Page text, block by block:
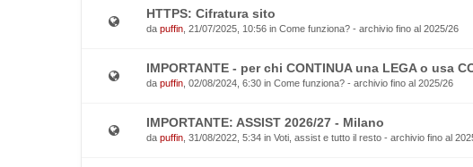
HTTPS: Cifratura sito
da puffin , 21/07/2025, 10:56 in Come funziona? - archivio fino al 2025/26
IMPORTANTE - per chi CONTINUA una LEGA o usa
da puffin , 02/08/2024, 6:30 in Come funziona? - archivio fino al 2025/26
IMPORTANTE: ASSIST 2026/27 - Milano
da puffin , 31/08/2022, 5:34 in Voti, assist e tutto il resto - archivio fino al